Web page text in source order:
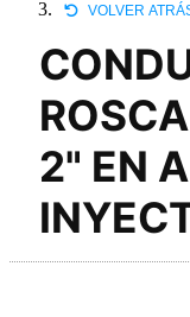
VOLVER
2" EN